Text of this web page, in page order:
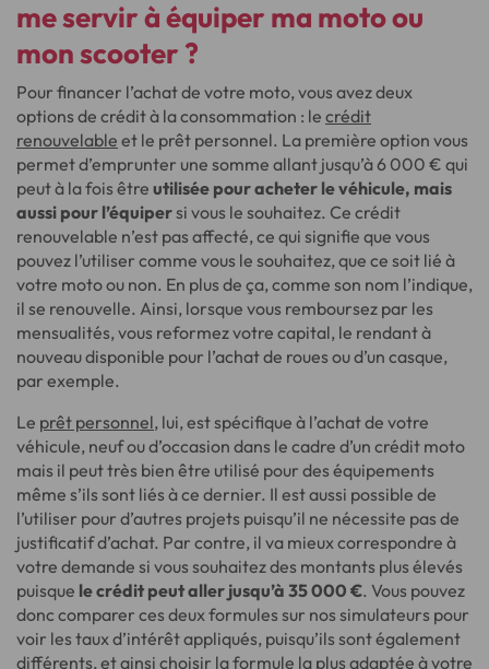
me servir à équiper ma moto ou
mon scooter ?
Pour financer l’achat de votre moto, vous avez deux
options de crédit à la consommation : le crédit
renouvelable et le prêt personnel. La première option vous
permet d’emprunter une somme allant jusqu’à 6 000 € qui
peut à la fois être utilisée pour acheter le véhicule, mais
aussi pour l’équipersi vous le souhaitez. Ce crédit
renouvelable n’est pas affecté, ce qui signifie que vous
pouvez l’utiliser comme vous le souhaitez, que ce soit lié à
votre moto ou non. En plus de ça, comme son nom l’indique,
il se renouvelle. Ainsi, lorsque vous remboursez par les
mensualités, vous reformez votre capital, le rendant à
nouveau disponible pour l’achat de roues ou d’un casque,
par exemple.
Le prêt personnel, lui, est spécifique à l’achat de votre
véhicule, neuf ou d’occasion dans le cadre d’un crédit moto
mais il peut très bien être utilisé pour des équipements
même s’ils sont liés à ce dernier. Il est aussi possible de
l’utiliser pour d’autres projets puisqu’il ne nécessite pas de
justificatif d’achat. Par contre, il va mieux correspondre à
votre demande si vous souhaitez des montants plus élevés
puisque le crédit peut aller jusqu’à 35 000 €. Vous pouvez
donc comparer ces deux formules sur nos simulateurs pour
voir les taux d’intérêt appliqués, puisqu’ils sont également
différents, et ainsi choisir la formule la plus adaptée à votre